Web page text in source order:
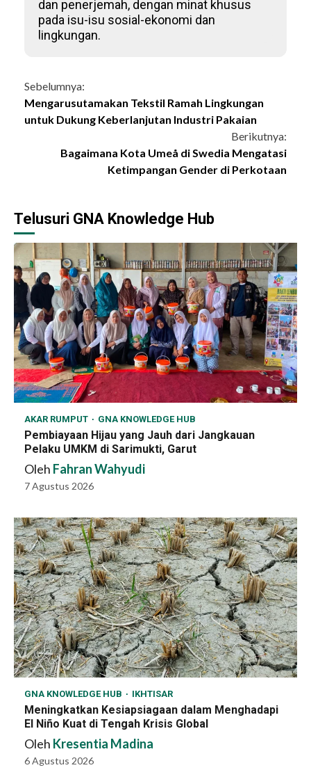
dan penerjemah, dengan minat khusus
pada isu-isu sosial-ekonomi dan
lingkungan.
Continue
Reading
Sebelumnya:
Mengarusutamakan Tekstil Ramah Lingkungan
untuk Dukung Keberlanjutan Industri Pakaian
Berikutnya:
Bagaimana Kota Umeå di Swedia Mengatasi
Ketimpangan Gender di Perkotaan
Telusuri GNA Knowledge Hub
AKAR RUMPUT GNA KNOWLEDGE HUB
Pembiayaan Hijau yang Jauh dari Jangkauan
Pelaku UMKM di Sarimukti, Garut
Oleh Fahran Wahyudi
7 Agustus 2026
GNA KNOWLEDGE HUB IKHTISAR
Meningkatkan Kesiapsiagaan dalam Menghadapi
El Niño Kuat di Tengah Krisis Global
Oleh Kresentia Madina
6 Agustus 2026